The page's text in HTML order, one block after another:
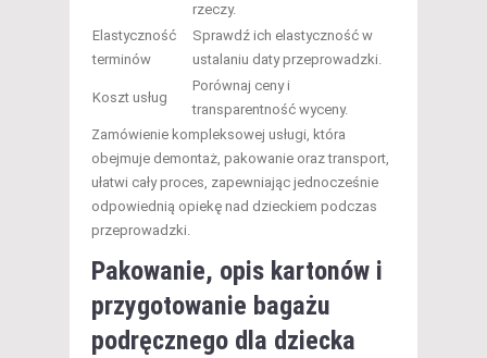
rzeczy.
Elastyczność
terminów
Sprawdź ich elastyczność w
ustalaniu daty przeprowadzki.
Koszt usług
Porównaj ceny i
transparentność wyceny.
Zamówienie kompleksowej usługi, która
obejmuje demontaż, pakowanie oraz transport,
ułatwi cały proces, zapewniając jednocześnie
odpowiednią opiekę nad dzieckiem podczas
przeprowadzki.
Pakowanie, opis kartonów i
przygotowanie bagażu
podręcznego dla dziecka